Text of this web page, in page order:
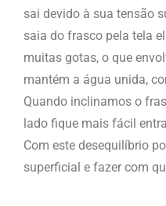
sai devido à sua tensão
saia do frasco pela tela
muitas gotas, o que
mantém a água unida,
Quando inclinamos o
lado fique mais fácil
Com este desequilíbrio
superficial e fazer com